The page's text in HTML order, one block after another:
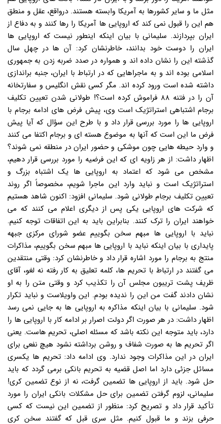
مثل ما و سایر کشورها به آمریکا وابسته هستند. درواقع، عقل و منطق
هم این را قبول نمی کند که اروپایی ها آمریکا را رها کنند و به دفاع از
ایران بپردازند. سلیمانی با بیان اینکه اینطور نیست که اروپایی ها
ایران را دوست خود بدانند، خاطرنشان کرد: آن ها در چهل سال
گذشته این را نشان داده اند و همواره در صدد ضربه زدن به جمهوری
اسلامی بوده اند و به ماجراهایی که در ارتباط با ایران، جنبه براندازی
داشته شده است ورود کرده اند. مگر کسی نقش انگلیس و سفارتخانه
آن را در فتنه ۸۸ فراموش کرده است؟! طولانی شدن تعیین تکلیف
برجام اشتباهی استراتژیک است وی، پیش فرض های ادامه برجام با
اروپایی ها را مورد بررسی قرار داد و با طرح این سؤال که آیا پیش
فرض ما این است که آنها به موضوع هسته ای و برجام اکتفا می کنند
و وارد حیطه هایی چون موشکی و حضور ایران در منطقه نمی شوند؟
اظهار داشت: از هر زاویه ای که این فرضیه را مورد بررسی قرار دهیم،
مشخص می شود که اعتماد به اروپایی ها یک اشتباه بزرگ و
استراتژیک است و نباید وارد این ماجرا شویم، مخصوصاً اگر روند
تعیین تکلیف برجام طولانی شود. سلیمانی افزود: اکنون شاهد هستیم
که شرکت های اروپایی یکی پس از دیگری اعلام می کنند که می
خواهند ایران را ترک کنند. بنابراین باید به این اتفاقات توجه کنیم.
نباید با اروپایی ها مبهم سخن بگوییم عضو شورای مرکزی جبهه
پایداری با بیان اینکه نباید با اروپایی ها مبهم سخن بگوییم، مذاکرات
منتج به برجام را مورد اشاره قرار داد و خاطرنشان کرد: وقتی منتقدین
می گفتند در ارتباط با تحریم ها، کلمه تعلیق به کار رفته نه لغو، آقای
ظریف پشت تریبون مجلس آن را تکذیب کرد و وقتی متن را به او
نشان دادند گفت من این را ندیده بودم. این واویلاست و نباید تکرار
شود. سلیمانی با بیان اینکه مذاکره به اروپایی ها به جایی نمی رسد
اظهار داشت: در هر صورت اگر دولت اصرار بر ادامه کار با اروپایی ها را
دارد، باید متوجه این نکته باشد که مسئله اصلی، تحریم هاست. یعنی
اگر تحریم ها به صورت شفاف و روشن برداشته نشود هیچ نفعی برای
ایران در این مذاکرات وجود ندارد. وی ادامه داد: تحریم ها یکسری
مسائل جزئی دارد اما اصل قضیه به تحریم بانکی برمی گردد که باید
حل شود. باید از اروپایی ها تضمین گرفت، نه از نوع تضمین کری!
سلیمانی، لزوم گرفتن تضمین برای حل مشکلات بانکی ایران را مورد
تأکید قرار داد و تصریح کرد: منظور از تضمین این نیست که کسی
حرفی بزند و ما قبول کنیم. مثل سری قبل که گفتند سخن کری